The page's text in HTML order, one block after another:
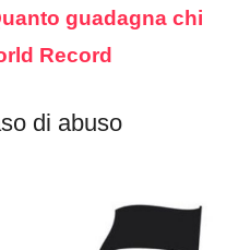
guadagna chi
Record
di abuso